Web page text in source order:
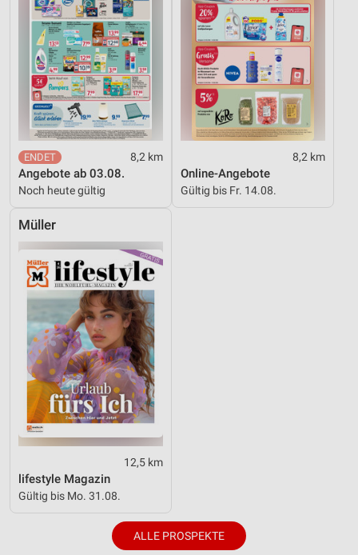
8,2 km
Angebote ab 03.08.
Noch heute gültig
8,2 km
Online-Angebote
Gültig bis Fr. 14.08.
Müller
12,5 km
lifestyle Magazin
Gültig bis Mo. 31.08.
ALLE PROSPEKTE